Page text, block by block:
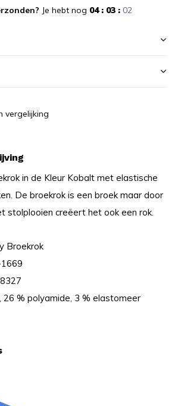
Je hebt nog 04 : 03 : 02
vergelijking
in de Kleur Kobalt met elastische
De broekrok is een broek maar door
stolplooien creëert het ook een rok.
Broekrok
26 % polyamide, 3 % elastomeer